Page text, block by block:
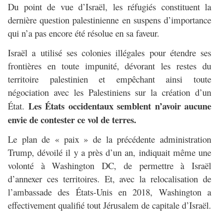
Du point de vue d’Israël, les réfugiés constituent la
dernière question palestinienne en suspens d’importance
qui n’a pas encore été résolue en sa faveur.
Israël a utilisé ses colonies illégales pour étendre ses
frontières en toute impunité, dévorant les restes du
territoire palestinien et empêchant ainsi toute
négociation avec les Palestiniens sur la création d’un
État. Les États occidentaux semblent n’avoir aucune
envie de contester ce vol de terres.
Le plan de « paix » de la précédente administration
Trump, dévoilé il y a près d’un an, indiquait même une
volonté à Washington DC, de permettre à Israël
d’annexer ces territoires. Et, avec la relocalisation de
l’ambassade des États-Unis en 2018, Washington a
effectivement qualifié tout Jérusalem de capitale d’Israël.